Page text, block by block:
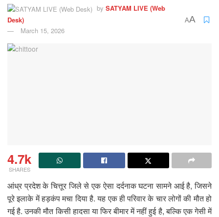
by SATYAM LIVE (Web
Desk)
March 15, 2026
AA
4.7k
SHARES
आंध्र प्रदेश के चित्तूर जिले से एक ऐसा दर्दनाक घटना सामने आई है, जिसने
पूरे इलाके में हड़कंप मचा दिया है. यह एक ही परिवार के चार लोगों की मौत हो
गई है. उनकी मौत किसी हादसा या फिर बीमार में नहीं हुई है, बल्कि एक गेसी में